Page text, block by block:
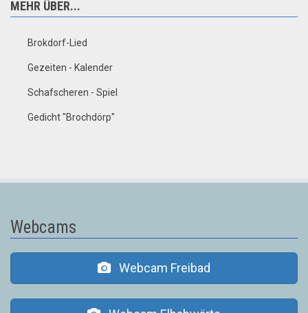
MEHR ÜBER...
Brokdorf-Lied
Gezeiten - Kalender
Schafscheren - Spiel
Gedicht "Brochdörp"
Webcams
Webcam Freibad